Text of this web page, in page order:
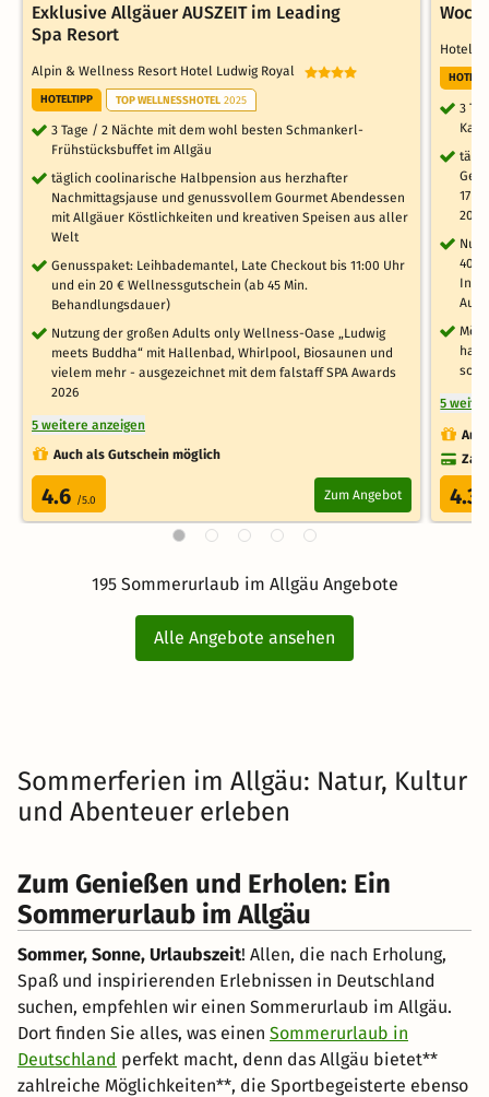
Exklusive Allgäuer AUSZEIT im Leading
Spa Resort
Alpin & Wellness Resort Hotel Ludwig Royal
HOTELTIPP TOP WELLNESSHOTEL 2025
3 Tage / 2 Nächte mit dem wohl besten Schmankerl-
Frühstücksbuffet im Allgäu
täglich coolinarische Halbpension aus herzhafter
Nachmittagsjause und genussvollem Gourmet Abendessen
mit Allgäuer Köstlichkeiten und kreativen Speisen aus aller
Welt
Genusspaket: Leihbademantel, Late Checkout bis 11:00 Uhr
und ein 20 € Wellnessgutschein (ab 45 Min.
Behandlungsdauer)
Nutzung der großen Adults only Wellness-Oase „Ludwig
meets Buddha“ mit Hallenbad, Whirlpool, Biosaunen und
vielem mehr - ausgezeichnet mit dem falstaff SPA Awards
2026
5 weitere anzeigen
Auch als Gutschein möglich
4.6 /5.0 Zum Angebot
Hotel
3
17
5
4.3
195 Sommerurlaub im Allgäu Angebote
Alle Angebote ansehen
Sommerferien im Allgäu: Natur, Kultur
und Abenteuer erleben
Zum Genießen und Erholen: Ein
Sommerurlaub im Allgäu
Sommer, Sonne, Urlaubszeit! Allen, die nach Erholung,
Spaß und inspirierenden Erlebnissen in Deutschland
suchen, empfehlen wir einen Sommerurlaub im Allgäu.
Dort finden Sie alles, was einen Sommerurlaub in
Deutschland perfekt macht, denn das Allgäu bietet**
zahlreiche Möglichkeiten**, die Sportbegeisterte ebenso